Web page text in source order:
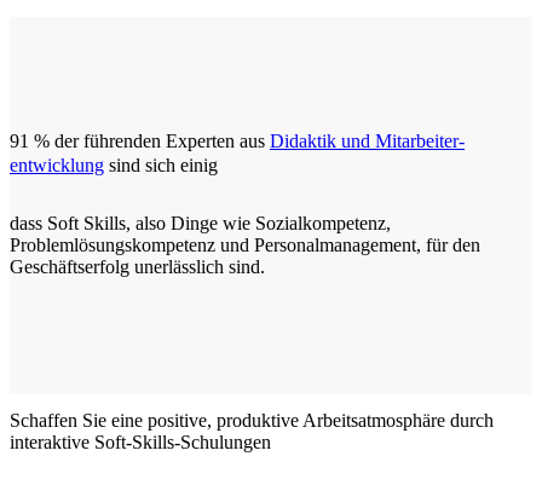
91 % der führenden Experten aus Didaktik und Mitarbeiter-
entwicklung sind sich einig
dass Soft Skills, also Dinge wie Sozialkompetenz,
Problemlösungskompetenz und Personalmanagement, für den
Geschäftserfolg unerlässlich sind.
Schaffen Sie eine positive, produktive Arbeitsatmosphäre durch
interaktive Soft-Skills-Schulungen